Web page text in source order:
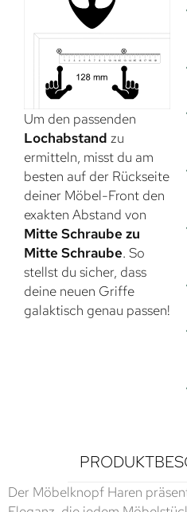
Um den passenden
Lochabstand zu
ermitteln, misst du am
besten auf der Rückseite
deiner Möbel-Front den
exakten Abstand von
Mitte Schraube zu
Mitte Schraube. So
stellst du sicher, dass
deine neuen Griffe
galaktisch genau passen!
Der Möbelknopf Haren